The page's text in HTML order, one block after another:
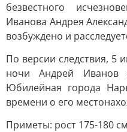
безвестного
Иванова Андрея
возбуждено и
По версии следствия, 5
ночи Андрей
Юбилейная города
времени о его
Приметы: рост 175-180